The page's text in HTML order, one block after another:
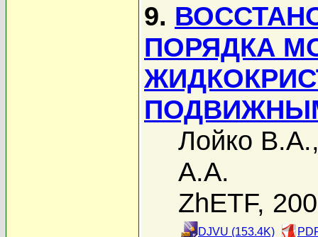
9.
ПОРЯДКА
Лойко В.А.
А.А.
ZhETF,
DJVU (153.4K)